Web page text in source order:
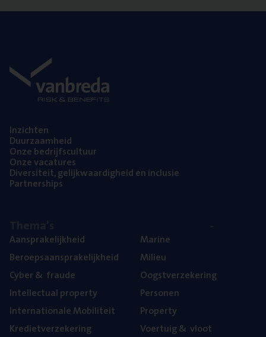
Inzich­ten
Duur­zaam­heid
Onze bedrijfs­cul­tuur
Onze vaca­tu­res
Diver­si­teit, gelijk­waar­dig­heid en inclusie
Part­ner­ships
Aan­spra­ke­lijk­heid
Beroeps­aan­spra­ke­lijk­heid
Cyber& fraude
Intel­lec­tu­al property
Inter­na­ti­o­na­le Mobiliteit
Kre­diet­ver­ze­ke­ring
Mari­ne
Mili­eu
Oogst­ver­ze­ke­ring
Per­so­nen
Pro­per­ty
Voer­tuig& vloot